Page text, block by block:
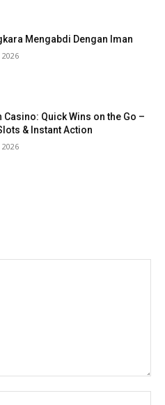
Mengabdi Dengan Iman
Casino: Quick Wins on the Go –
& Instant Action